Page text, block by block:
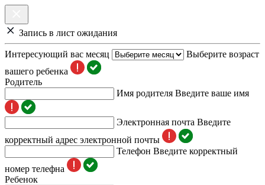
Запись в лист ожидания
Интересующий вас месяц
Выберите возраст
вашего ребенка
Родитель
Имя родителя Введите ваше имя
Электронная почта Введите
корректный адрес электронной почты
Телефон Введите корректный
номер телефна
Ребенок